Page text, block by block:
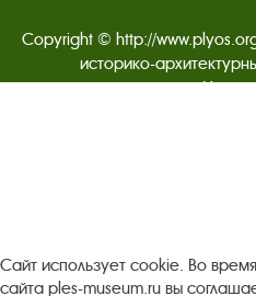
Copyright © http://
историко-
музей‑заповедник.
Политика
Сайт использует cookie. Во
сайта ples-museum.ru вы